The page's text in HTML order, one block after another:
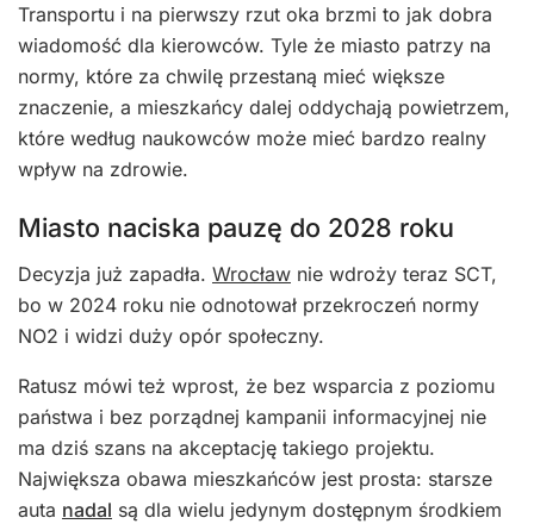
Transportu i na pierwszy rzut oka brzmi to jak dobra
wiadomość dla kierowców. Tyle że miasto patrzy na
normy, które za chwilę przestaną mieć większe
znaczenie, a mieszkańcy dalej oddychają powietrzem,
które według naukowców może mieć bardzo realny
wpływ na zdrowie.
Miasto naciska pauzę do 2028 roku
Decyzja już zapadła. Wrocław nie wdroży teraz SCT,
bo w 2024 roku nie odnotował przekroczeń normy
NO2 i widzi duży opór społeczny.
Ratusz mówi też wprost, że bez wsparcia z poziomu
państwa i bez porządnej kampanii informacyjnej nie
ma dziś szans na akceptację takiego projektu.
Największa obawa mieszkańców jest prosta: starsze
auta nadal są dla wielu jedynym dostępnym środkiem